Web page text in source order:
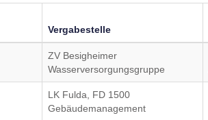
Vergabestelle
ZV Besigheimer
Wasserversorgungsgruppe
LK Fulda, FD 1500
Gebäudemanagement